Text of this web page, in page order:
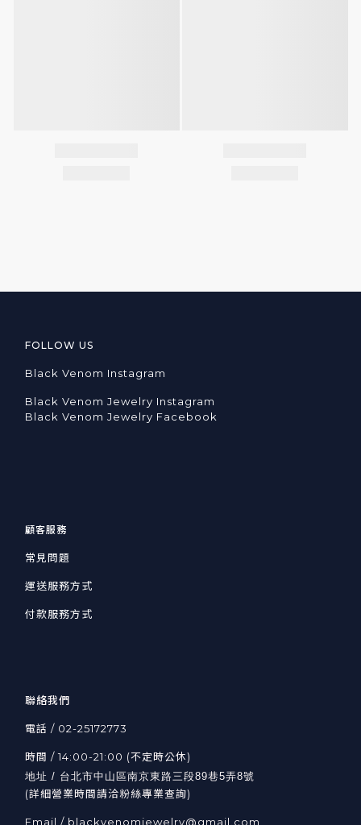
FOLLOW US
Black Venom Instagram
Black Venom Jewelry Instagram
Black Venom Jewelry Facebook
顧客服務
常見問題
運送服務方式
付款服務方式
聯絡我們
電話 / 02-25172773
時間 / 14:00-21:00 (不定時公休)
地址 / 台北市中山區南京東路三段89巷5弄8號
(詳細營業時間請洽粉絲專業查詢)
Email / blackvenomjewelry@gmail.com